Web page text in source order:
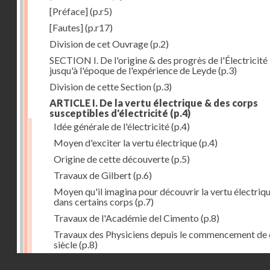
[Préface](p.r5)
[Fautes](p.r17)
Division de cet Ouvrage(p.2)
SECTION I. De l'origine & des progrès de l'Électricité
jusqu'à l'époque de l'expérience de Leyde(p.3)
Division de cette Section(p.3)
ARTICLE I. De la vertu électrique & des corps
susceptibles d'électricité (p.4)
Idée générale de l'électricité(p.4)
Moyen d'exciter la vertu électrique(p.4)
Origine de cette découverte(p.5)
Travaux de Gilbert(p.6)
Moyen qu'il imagina pour découvrir la vertu
dans certains corps (p.7)
Travaux de l'Académie del Cimento (p.8)
Travaux des Physiciens depuis le commencement de
siècle(p.8)